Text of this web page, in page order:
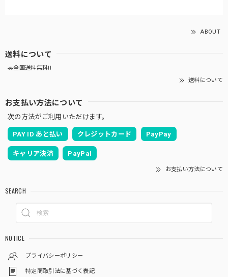
ABOUT
送料について
🚗全国送料無料!!
送料について
お支払い方法について
次の方法がご利用いただけます。
PAY ID あと払い クレジットカード PayPay
キャリア決済 PayPal
お支払い方法について
SEARCH
NOTICE
プライバシーポリシー
特定商取引法に基づく表記